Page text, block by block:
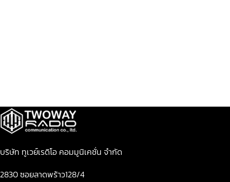
บริษัท ทูเวย์เรดิโอ คอมมูนิเคชั่น จำกัด
2830 ซอยลาดพร้าว128/4